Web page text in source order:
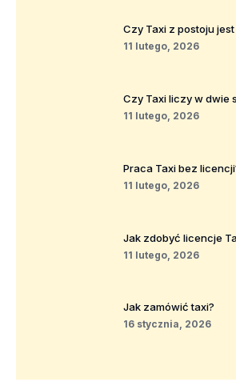
Czy Taxi z postoju
11 lutego, 2026
Czy Taxi liczy w dwie
11 lutego, 2026
Praca Taxi bez
11 lutego, 2026
Jak zdobyć licencje
11 lutego, 2026
Jak zamówić taxi?
16 stycznia, 2026